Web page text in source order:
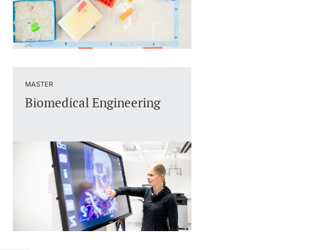
MASTER
Biomedical Engineering